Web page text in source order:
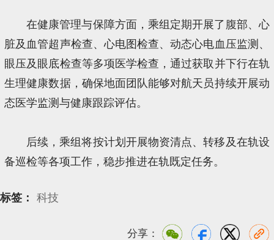
在健康管理与保障方面，乘组定期开展了腹部、心
脏及血管超声检查、心电图检查、动态心电血压监测、
眼压及眼底检查等多项医学检查，通过获取并下行在轨
生理健康数据，确保地面团队能够对航天员持续开展动
态医学监测与健康跟踪评估。
后续，乘组将按计划开展物资清点、转移及在轨设
备巡检等各项工作，稳步推进在轨既定任务。
标签： 科技
分享：